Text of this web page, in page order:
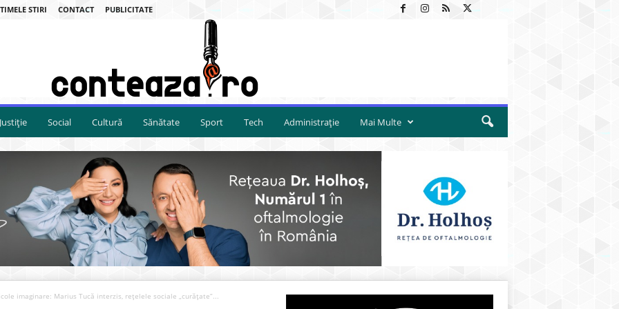
STIRI CONTACT PUBLICITATE
Justiție Social Cultură Sănătate Sport Tech Administrație Mai Multe
imaginare: Marius Tucă interzis, rețelele sociale „curățate”...